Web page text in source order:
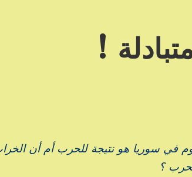
!
في سوريا هو نتيجة للحرب أم أن
؟